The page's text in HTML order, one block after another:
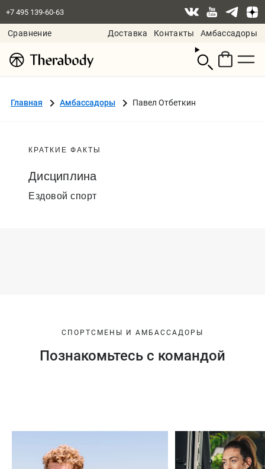
+7 495 139-60-63
Сравнение Доставка Контакты
Амбассадоры
Смотреть
корзину
Главная Амбассадоры Павел Отбеткин
КРАТКИЕ ФАКТЫ
Дисциплина
Ездовой спорт
СПОРТСМЕНЫ И АМБАССАДОРЫ
Познакомьтесь с командой